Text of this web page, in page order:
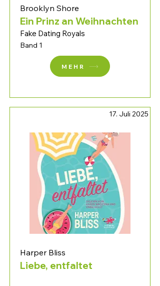
Brooklyn Shore
Ein Prinz an Weihnachten
Fake Dating Royals
Band 1
MEHR
17. Juli 2025
Harper Bliss
Liebe, entfaltet